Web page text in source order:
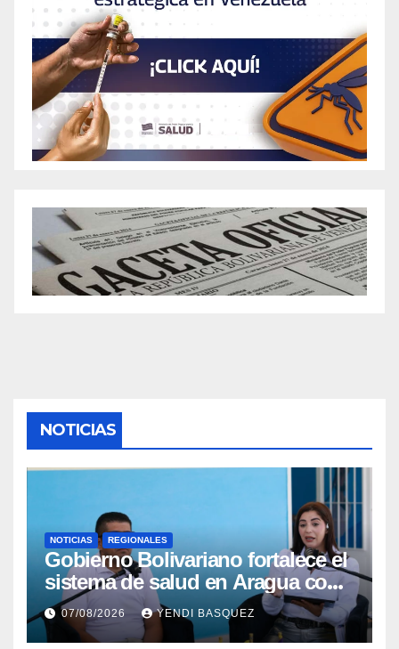
NOTICIAS
NOTICIAS REGIONALES
Gobierno Bolivariano fortalece el
sistema de salud en Aragua con
la reinauguración del CDI La
Mora
07/08/2026 YENDI BASQUEZ